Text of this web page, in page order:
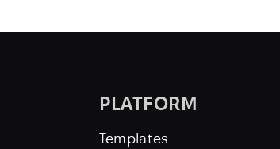
PLATFORM
Templates